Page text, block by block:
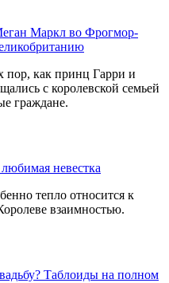
Маркл во Фрогмор-
пор, как принц Гарри и
с королевской семьей
граждане.
невестка
тепло относится к
взаимностью.
Таблоиды на полном